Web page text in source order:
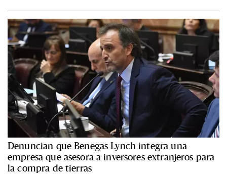
Denuncian que Benegas Lynch integra una
empresa que asesora a inversores extranjeros para
la compra de tierras